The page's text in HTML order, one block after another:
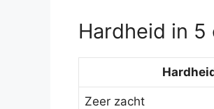
Hardheid in
Zeer zacht